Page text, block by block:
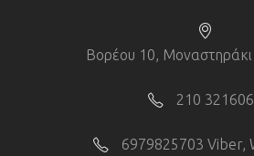
Βορέου 10,
210
6979825703 Viber,